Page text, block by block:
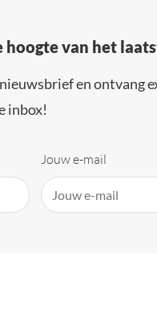
hoogte van het
en ontvang
inbox!
Jouw e-mail